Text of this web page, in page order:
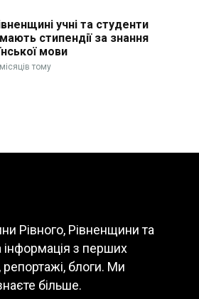
учні та студенти
стипендії за знання
мови
тому
Рівного, Рівненщини та
інформація з перших
блоги. Ми
більше.